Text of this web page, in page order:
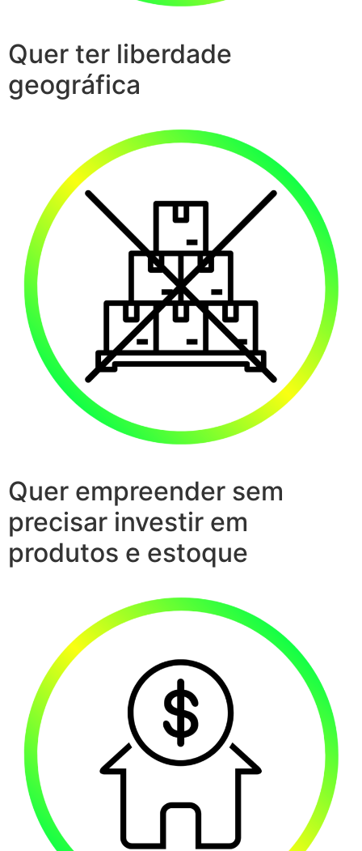
Quer ter liberdade
geográfica
Quer empreender sem
precisar investir em
produtos e estoque